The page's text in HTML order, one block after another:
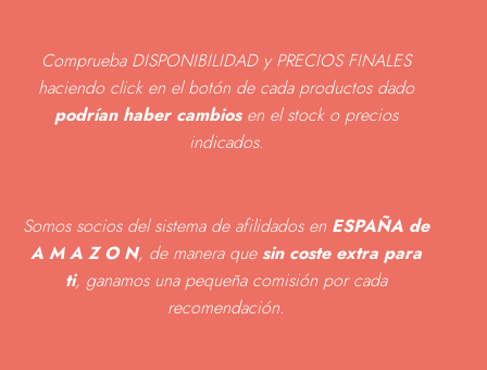
Comprueba DISPONIBILIDAD y PRECIOS FINALES
haciendo click en el botón de cada productos dado
podrían haber cambiosen el stock o precios
indicados.
Somos socios del sistema de afilidados en ESPAÑA de
A M A Z O N, de manera que sin coste extra para
ti, ganamos una pequeña comisión por cada
recomendación.